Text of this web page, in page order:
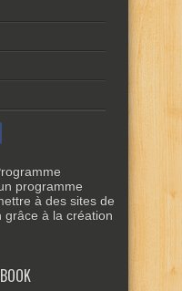
programme
à des sites de
grâce à la création